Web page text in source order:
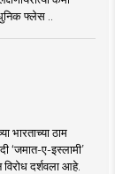
फ्लेस ..
भारताच्या ठाम
‘जमात-ए-इस्लामी’
दर्शवला आहे.